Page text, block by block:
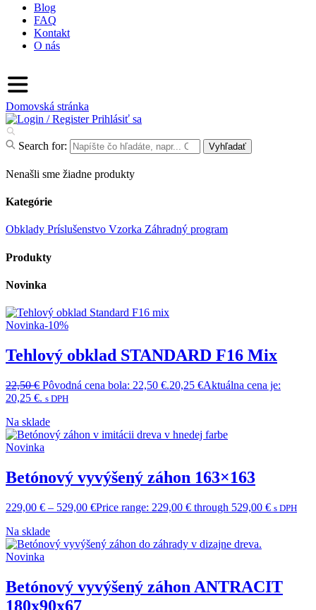
Blog
FAQ
Kontakt
O nás
Domovská stránka
Prihlásiť sa
Search for: Vyhľadať
Nenašli sme žiadne produkty
Kategórie
Obklady Príslušenstvo Vzorka Záhradný program
Produkty
Novinka
Novinka-10%
Tehlový obklad STANDARD F16 Mix
22,50€ Pôvodná cena bola: 22,50 €.20,25 €Aktuálna cena je:
20,25 €. s DPH
Na sklade
Novinka
Betónový vyvýšený záhon 163×163
229,00 € – 529,00 €Price range: 229,00 € through 529,00 € s DPH
Na sklade
Novinka
Betónový vyvýšený záhon ANTRACIT
180x90x67